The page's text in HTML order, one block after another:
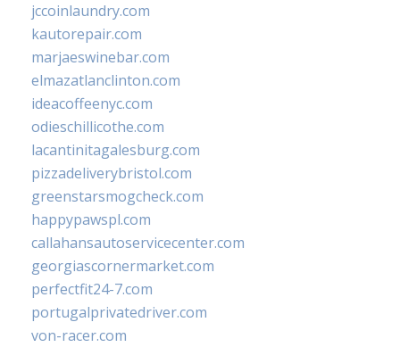
jccoinlaundry.com
kautorepair.com
marjaeswinebar.com
elmazatlanclinton.com
ideacoffeenyc.com
odieschillicothe.com
lacantinitagalesburg.com
pizzadeliverybristol.com
greenstarsmogcheck.com
happypawspl.com
callahansautoservicecenter.com
georgiascornermarket.com
perfectfit24-7.com
portugalprivatedriver.com
von-racer.com